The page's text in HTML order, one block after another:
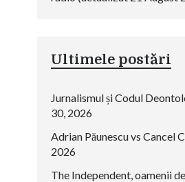
Ultimele postări
Jurnalismul și Codul
30, 2026
Adrian Păunescu vs Cancel
2026
The Independent, oamenii